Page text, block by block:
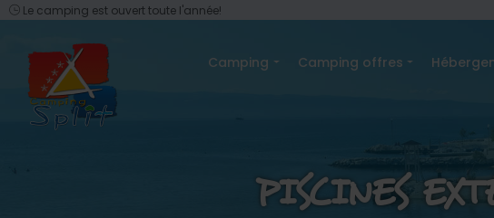
Le camping est ouvert toute l'année!
PISCINES
Camping Camping offres